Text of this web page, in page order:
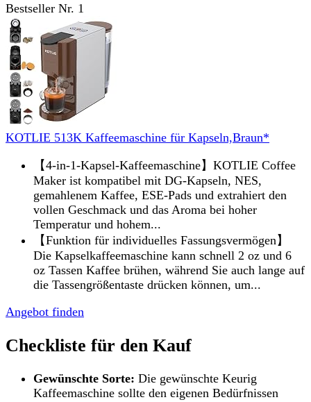
Bestseller Nr. 1
KOTLIE 513K Kaffeemaschine für Kapseln,Braun*
【4-in-1-Kapsel-Kaffeemaschine】KOTLIE Coffee
Maker ist kompatibel mit DG-Kapseln, NES,
gemahlenem Kaffee, ESE-Pads und extrahiert den
vollen Geschmack und das Aroma bei hoher
Temperatur und hohem...
【Funktion für individuelles Fassungsvermögen】
Die Kapselkaffeemaschine kann schnell 2 oz und 6
oz Tassen Kaffee brühen, während Sie auch lange auf
die Tassengrößentaste drücken können, um...
Angebot finden
Checkliste für den Kauf
Gewünschte Sorte: Die gewünschte Keurig
Kaffeemaschine sollte den eigenen Bedürfnissen